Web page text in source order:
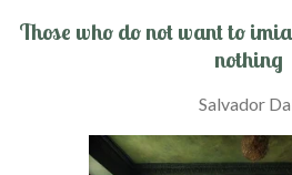
Those who do not want to
nothing
Salvador